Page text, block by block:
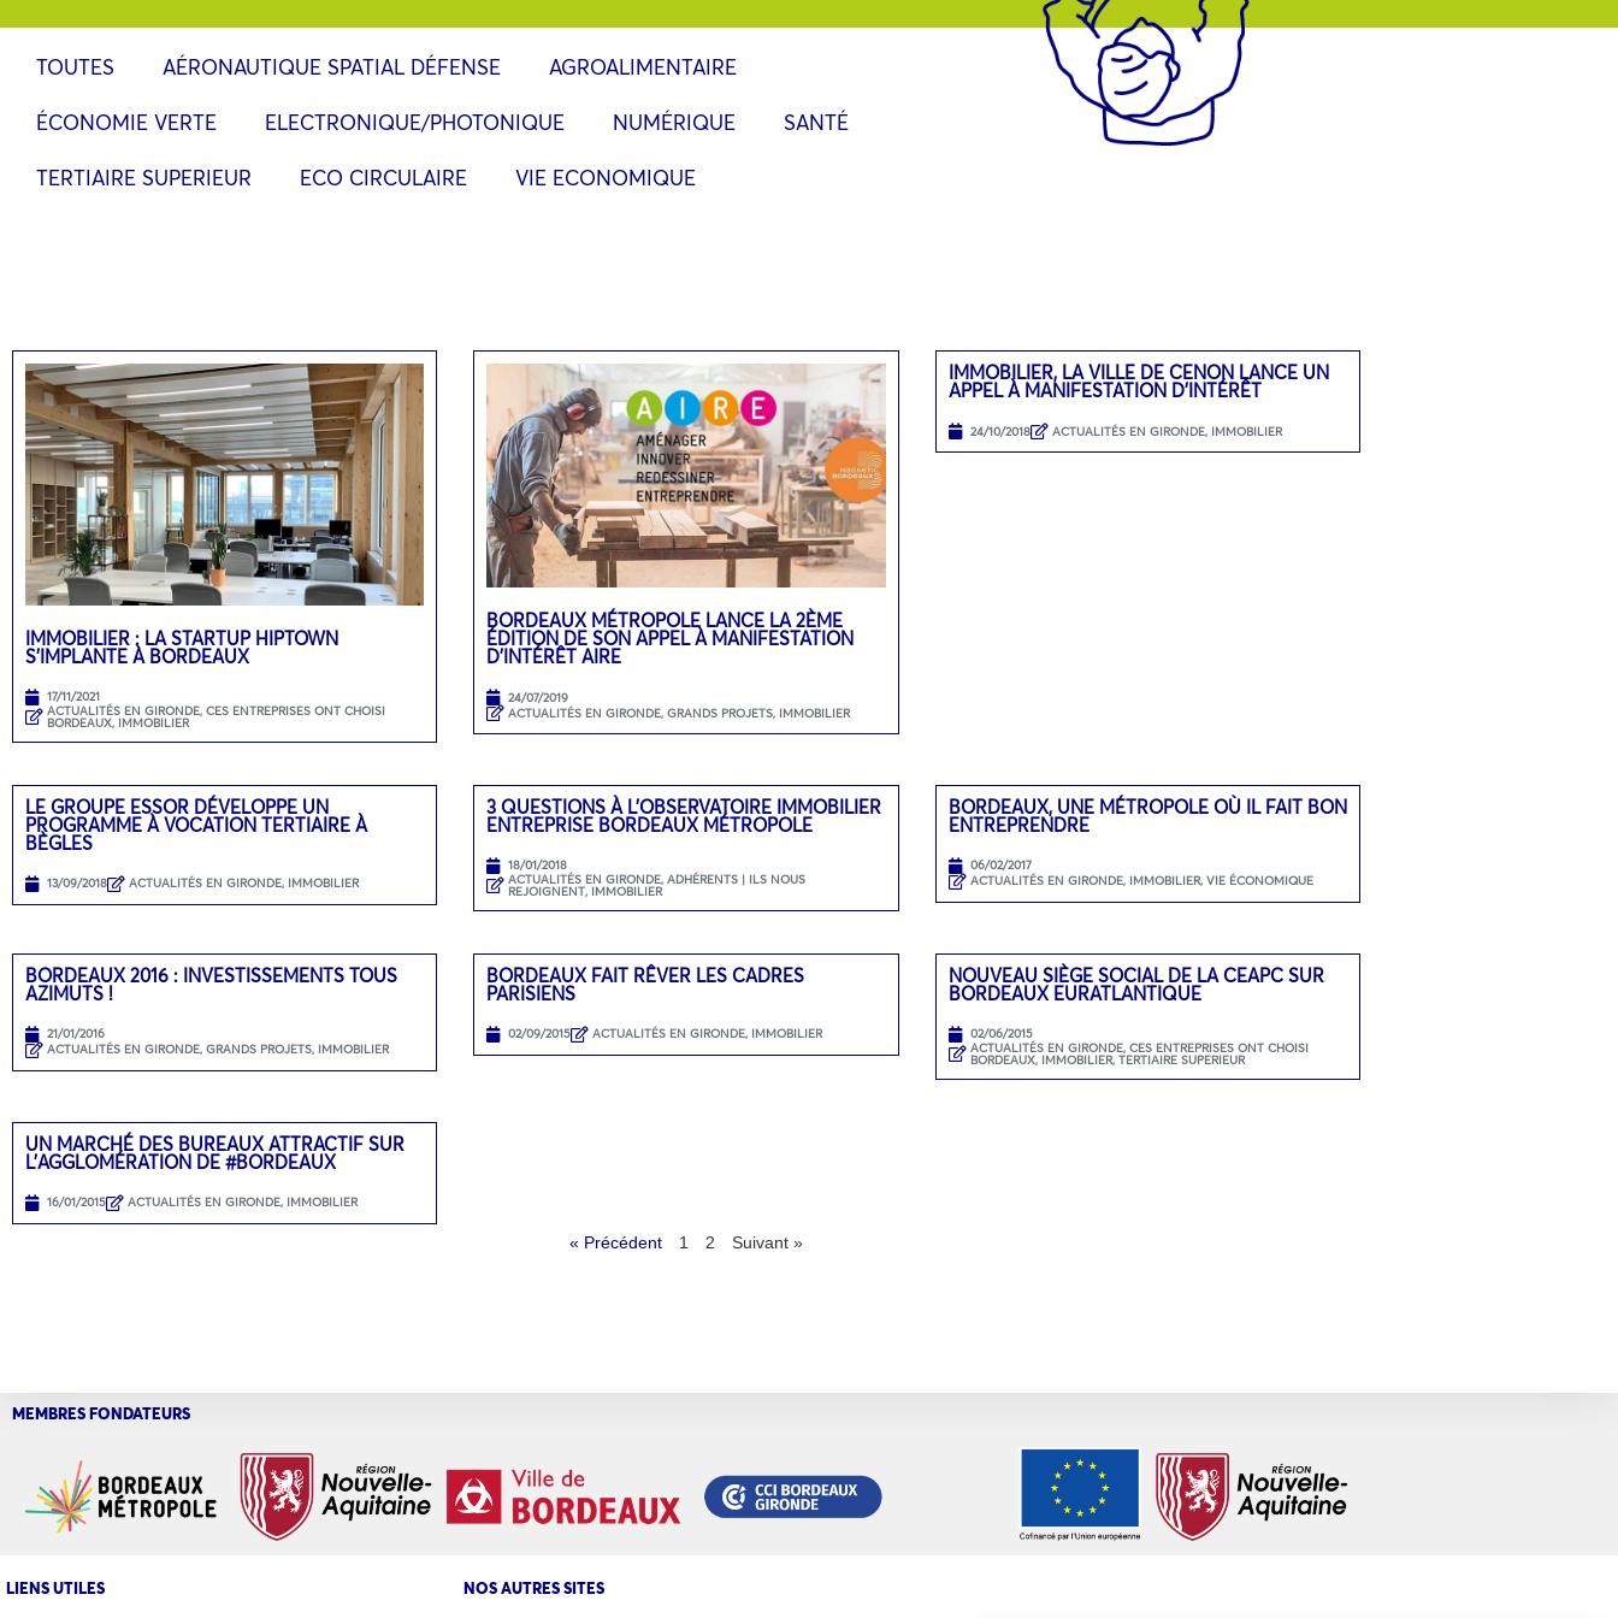
TOUTES AÉRONAUTIQUE SPATIAL DÉFENSE
AGROALIMENTAIRE
ÉCONOMIE VERTE
ELECTRONIQUE/PHOTONIQUE NUMÉRIQUE
SANTÉ
TERTIAIRE SUPERIEUR
ECO CIRCULAIRE VIE ECONOMIQUE
IMMOBILIER : LA STARTUP HIPTOWN
S’IMPLANTE À BORDEAUX
17/11/2021
ACTUALITÉS EN GIRONDE, CES ENTREPRISES ONT CHOISI
BORDEAUX, IMMOBILIER
BORDEAUX MÉTROPOLE LANCE LA 2ÈME
ÉDITION DE SON APPEL À MANIFESTATION
D’INTÉRÊT AIRE
24/07/2019
ACTUALITÉS EN GIRONDE,GRANDS PROJETS, IMMOBILIER
IMMOBILIER, LA VILLE DE CENON LANCE UN
APPEL À MANIFESTATION D’INTÉRÊT
24/10/2018 ACTUALITÉS EN GIRONDE, IMMOBILIER
LE GROUPE ESSOR DÉVELOPPE UN
PROGRAMME À VOCATION TERTIAIRE À
BÈGLES
13/09/2018 ACTUALITÉS EN GIRONDE, IMMOBILIER
3 QUESTIONS À L’OBSERVATOIRE IMMOBILIER
ENTREPRISE BORDEAUX MÉTROPOLE
18/01/2018
ACTUALITÉS EN GIRONDE,ADHÉRENTS | ILS NOUS
REJOIGNENT, IMMOBILIER
BORDEAUX, UNE MÉTROPOLE OÙ IL FAIT BON
ENTREPRENDRE
06/02/2017
ACTUALITÉS EN GIRONDE, IMMOBILIER, VIE ÉCONOMIQUE
BORDEAUX 2016 : INVESTISSEMENTS TOUS
AZIMUTS !
21/01/2016
ACTUALITÉS EN GIRONDE, GRANDS PROJETS, IMMOBILIER
BORDEAUX FAIT RÊVER LES CADRES
PARISIENS
02/09/2015 ACTUALITÉS EN GIRONDE, IMMOBILIER
NOUVEAU SIÈGE SOCIAL DE LA CEAPC SUR
BORDEAUX EURATLANTIQUE
02/06/2015
ACTUALITÉS EN GIRONDE, CES ENTREPRISES ONT CHOISI
BORDEAUX, IMMOBILIER, TERTIAIRE SUPERIEUR
UN MARCHÉ DES BUREAUX ATTRACTIF SUR
L’AGGLOMÉRATION DE #BORDEAUX
16/01/2015 ACTUALITÉS EN GIRONDE, IMMOBILIER
« Précédent 1 2 Suivant »
MEMBRES FONDATEURS
LIENS UTILES NOS AUTRES SITES